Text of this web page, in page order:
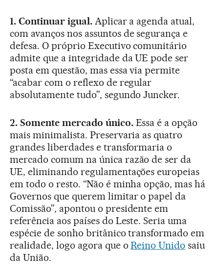
1. Continuar igual.Aplicar a agenda atual,
com avanços nos assuntos de segurança e
defesa. O próprio Executivo comunitário
admite que a integridade da UE pode ser
posta em questão, mas essa via permite
“acabar com o reflexo de regular
absolutamente tudo”, segundo Juncker.
2. Somente mercado único.Essa é a opção
mais minimalista. Preservaria as quatro
grandes liberdades e transformaria o
mercado comum na única razão de ser da
UE, eliminando regulamentações europeias
em todo o resto. “Não é minha opção, mas há
Governos que querem limitar o papel da
Comissão”, apontou o presidente em
referência aos países do Leste. Seria uma
espécie de sonho britânico transformado em
realidade, logo agora que oReino Unido saiu
da União.